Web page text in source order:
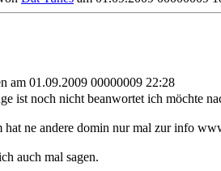
am 01.09.2009 00000009 22:28
ist noch nicht beanwortet ich möchte
hat ne andere domin nur mal zur info
auch mal sagen.